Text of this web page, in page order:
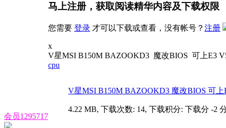
会员1295717
马上注册，获取阅读精华内容及下载权限
您需要 登录 才可以下载或查看，没有帐号？ 注册
x
V星MSI B150M BAZOOKD3 魔改BIOS 可
cpu
V星MSI B150M BAZOOKD3 魔改BIOS 可上
4.22 MB, 下载次数: 14, 下载积分: 下载分 -2